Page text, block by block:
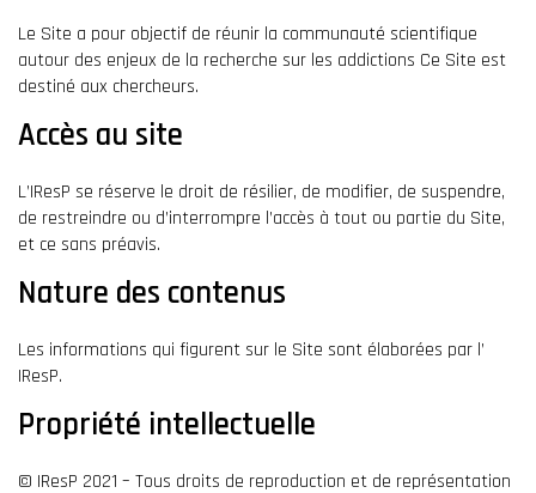
Le Site a pour objectif de réunir la communauté scientifique
autour des enjeux de la recherche sur les addictions Ce Site est
destiné aux chercheurs.
Accès au site
L’IResP se réserve le droit de résilier, de modifier, de suspendre,
de restreindre ou d’interrompre l’accès à tout ou partie du Site,
et ce sans préavis.
Nature des contenus
Les informations qui figurent sur le Site sont élaborées par l’
IResP.
Propriété intellectuelle
© IResP 2021 – Tous droits de reproduction et de représentation